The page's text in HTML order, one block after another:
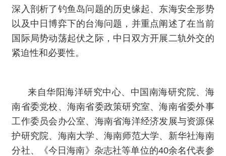
深入剖析了钓鱼岛问题的历史缘起、东海安全形势
以及中日博弈下的台海问题，并重点阐述了在当前
国际局势动荡起伏之际，中日双方开展二轨外交的
紧迫性和必要性。
来自华阳海洋研究中心、中国南海研究院、海
南省委党校、海南省委政策研究室、海南省委外事
工作委员会办公室、海南省海洋经济发展与资源保
护研究院、海南大学、海南师范大学、新华社海南
分社、《今日海南》杂志社等单位的40余名代表参